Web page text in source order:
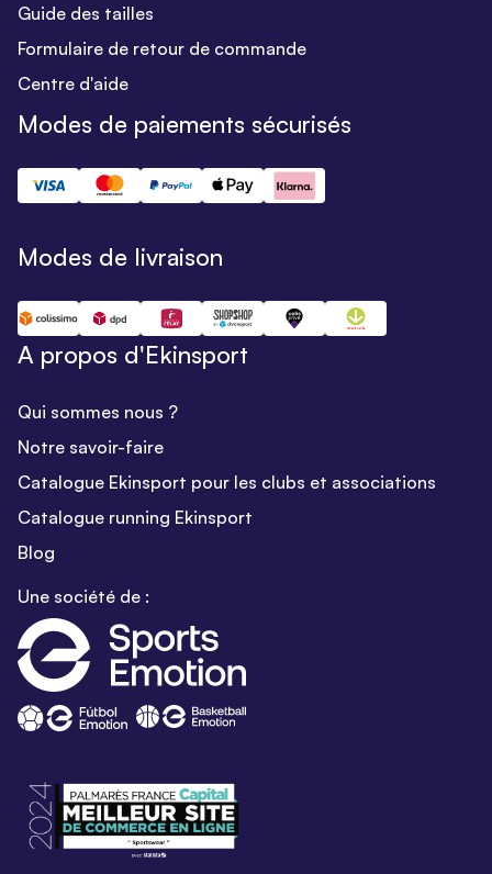
Guide des tailles
Formulaire de retour de commande
Centre d'aide
Modes de paiements sécurisés
Modes de livraison
A propos d'Ekinsport
Qui sommes nous ?
Notre savoir-faire
Catalogue Ekinsport pour les clubs et associations
Catalogue running Ekinsport
Blog
Une société de :